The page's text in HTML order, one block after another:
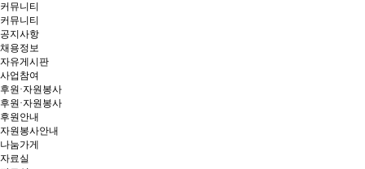
커뮤니티
커뮤니티
공지사항
채용정보
자유게시판
사업참여
후원·자원봉사
후원·자원봉사
후원안내
자원봉사안내
나눔가게
자료실